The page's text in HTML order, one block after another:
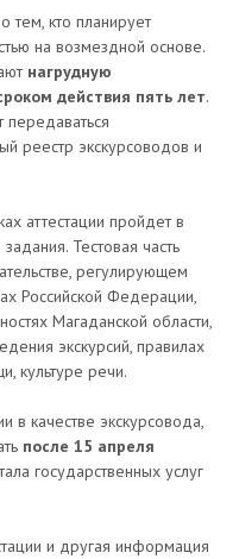
тем, кто планирует
на возмездной основе.
нагрудную
действия пять лет.
реестр экскурсоводов и
аттестации пройдет в
Тестовая часть
регулирующем
Российской Федерации,
Магаданской области,
экскурсий, правилах
культуре речи.
в качестве экскурсовода,
после 15 апреля
государственных услуг
и другая информация